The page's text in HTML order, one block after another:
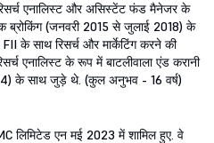
एनालिस्ट और असिस्टेंट फंड मैनेजर के
(जनवरी 2015 से जुलाई 2018) के
के साथ रिसर्च और मार्केटिंग करने की
एनालिस्ट के रूप में बाटलीवाला एंड करानी
के साथ जुड़े थे. (कुल अनुभव - 16 वर्ष)
लिमिटेड एन मई 2023 में शामिल हुए. वे